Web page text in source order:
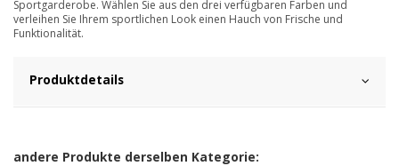
Sportgarderobe. Wählen Sie aus den drei verfügbaren Farben und
verleihen Sie Ihrem sportlichen Look einen Hauch von Frische und
Funktionalität.
Produktdetails
andere Produkte derselben Kategorie: